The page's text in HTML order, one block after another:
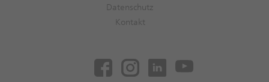
Datenschutz
Kontakt